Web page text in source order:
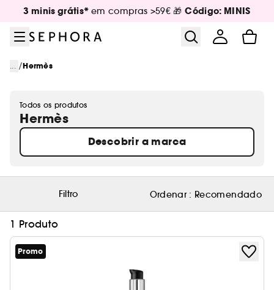
Ir para o menu
Ir para o conteúdo principal
Ir para o rodapé
3 minis grátis* em compras >59€ 🎁Código: MINIS
... /Hermès
Todos os produtos
Hermès
Descobrir a marca
Filtro Ordenar : Recomendado
1 Produto
Promo